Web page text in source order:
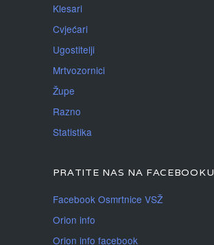
Klesari
Cvjećari
Ugostitelji
Mrtvozornici
Župe
Razno
Statistika
PRATITE NAS NA FACEBOOKU
Facebook Osmrtnice VSŽ
Orion info
Orion info facebook